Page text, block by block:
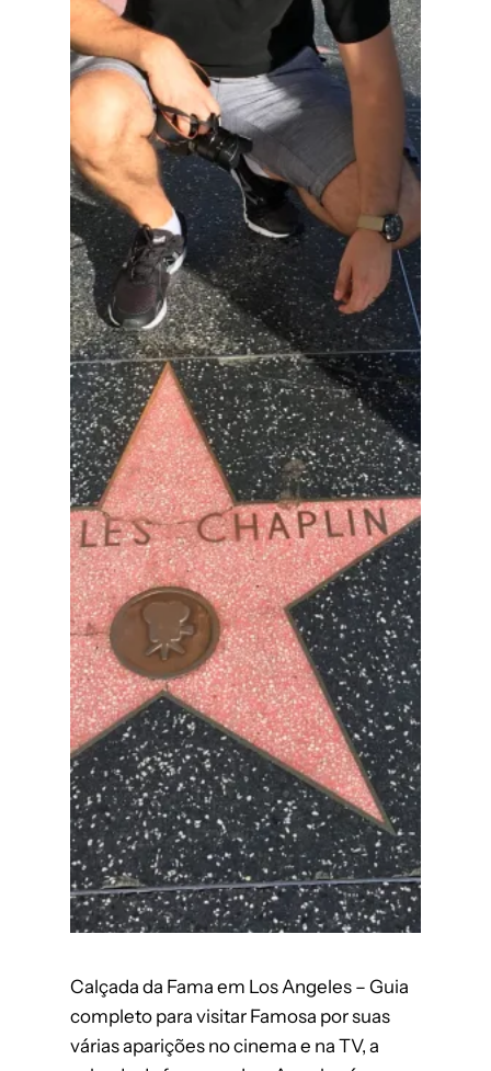
Calçada da Fama em Los Angeles – Guia
completo para visitar Famosa por suas
várias aparições no cinema e na TV, a